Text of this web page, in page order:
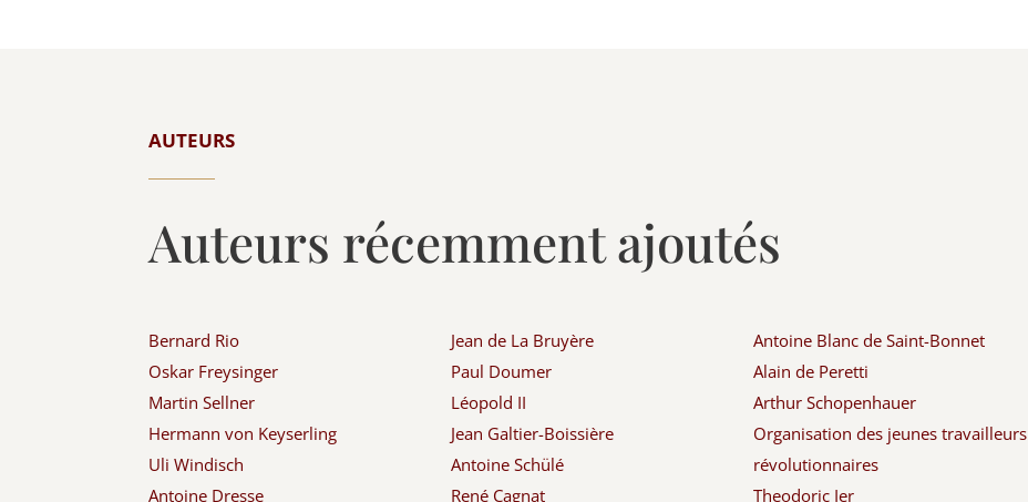
AUTEURS
Auteurs récemment ajoutés
Bernard Rio
Oskar Freysinger
Martin Sellner
Hermann von Keyserling
Uli Windisch
Antoine Dresse
Jean de La Bruyère
Paul Doumer
Léopold II
Jean Galtier-Boissière
Antoine Schülé
René Cagnat
Antoine Blanc de Saint-Bonnet
Alain de Peretti
Arthur Schopenhauer
Organisation des jeunes travailleurs
révolutionnaires
Theodoric Ier